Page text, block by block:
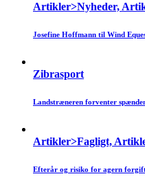
Artikler>Nyheder,
Josefine Hoffmann til Wind
Zibrasport
Landstræneren forventer
Artikler>Fagligt,
Efterår og risiko for agern